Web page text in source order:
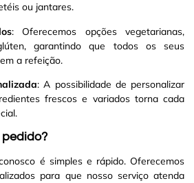
ou jantares.
: Oferecemos opções vegetarianas,
garantindo que todos os seus
a refeição.
: A possibilidade de personalizar
frescos e variados torna cada
pedido?
é simples e rápido. Oferecemos
para que nosso serviço atenda